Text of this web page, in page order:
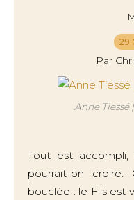
Par
Anne Tiessé
Tout est
pourrait-on
bouclée : le Fils est